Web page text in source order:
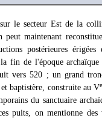
le secteur Est de la
maintenant
postérieures
fin de l'époque
vers 520 ; un grand
baptistère, construite au Ve
du sanctuaire
puits, on mentionne des